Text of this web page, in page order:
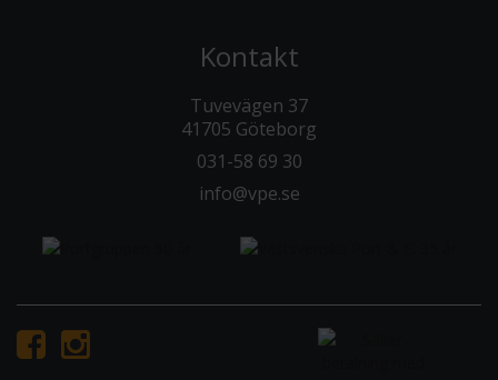
Kontakt
Tuvevägen 37
41705 Göteborg
031-58 69 30
info@vpe.se